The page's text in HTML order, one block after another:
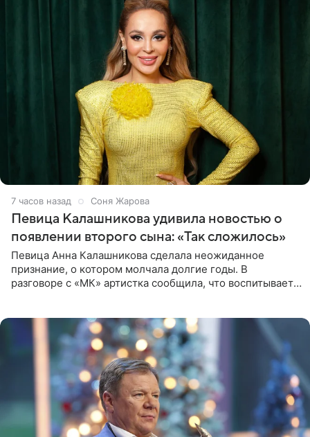
7 часов назад Соня Жарова
Певица Калашникова удивила новостью о
появлении второго сына: «Так сложилось»
Певица Анна Калашникова сделала неожиданное
признание, о котором молчала долгие годы. В
разговоре с «МК» артистка сообщила, что воспитывает